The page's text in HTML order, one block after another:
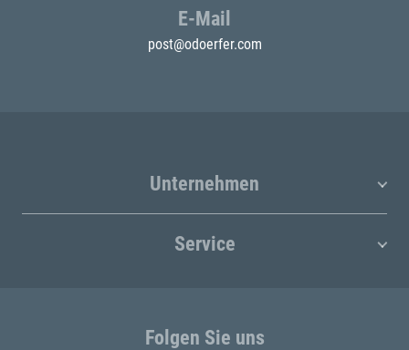
E-Mail
post@odoerfer.com
Unternehmen
Service
Folgen Sie uns